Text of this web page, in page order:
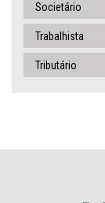
Societário
Trabalhista
Tributário